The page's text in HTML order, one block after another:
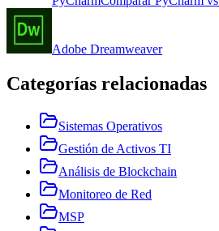
Adobe Dreamweaver
Categorías relacionadas
Sistemas Operativos
Gestión de Activos TI
Análisis de Blockchain
Monitoreo de Red
MSP